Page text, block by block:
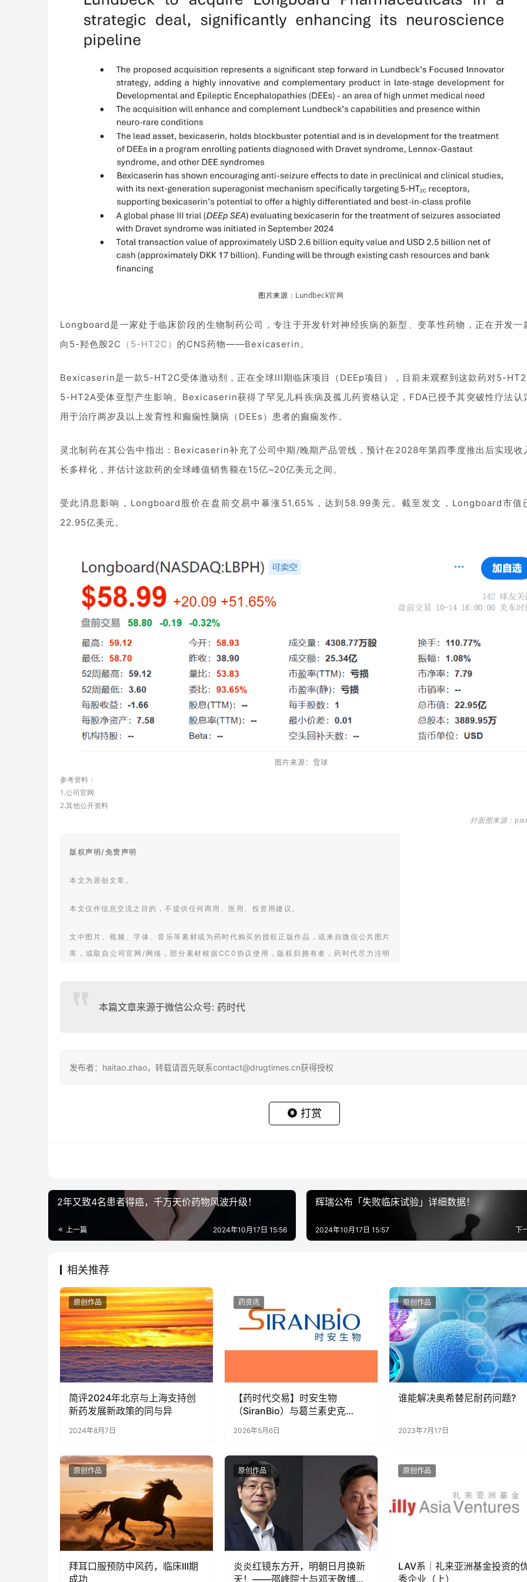
图片来源： Lundbeck官网
Longboard是一家处于临床阶段的生物制药公司，专注于开发针对神经疾病的新型、变革性药物，正在开发一
向5-羟色胺2C （5-HT2C） 的CNS药物——Bexicaserin。
Bexicaserin是一款5-HT2C受体激动剂，正在全球III期临床项目（DEEp项目），目前未观察到这款药对5-
5-HT2A受体亚型产生影响。Bexicaserin获得了罕见儿科疾病及孤儿药资格认定，FDA已授予其突破性疗法认
用于治疗两岁及以上发育性和癫痫性脑病（DEEs）患者的癫痫发作。
灵北制药在其公告中指出：Bexicaserin补充了公司中期/晚期产品管线，预计在2028年第四季度推出后实现收
长多样化，并估计这款药的全球峰值销售额在15亿~20亿美元之间。
受此消息影响，Longboard股价在盘前交易中暴涨51.65%，达到58.99美元。截至发文，Longboard市值
22.95亿美元。
图片来源：雪球
参考资料：
1.公司官网
2.其他公开资料
封面图来源：
版权声明/免责声明
本文为原创文章。
本文仅作信息交流之目的，不提供任何商用、医用、投资用建议。
文中图片、视频、字体、音乐等素材或为药时代购买的授权正版作品，或来自微信公共图片
库，或取自公司官网/网络，部分素材根据CC0协议使用，版权归拥有者，药时代尽力注明
联系方式:
本篇文章来源于微信公众号: 药时代
发布者：haitao.zhao，转载请首先联系contact@drugtimes.cn获得授权
打赏
2年又致4名患者得癌，千万天价药物风波升级！
上一篇 2024年10月17日 15:56
辉瑞公布「失败临床试验」详细数据！
下
2024年10月17日 15:57
相关推荐
原创作品
简评2024年北京与上海支持创
新药发展新政策的同与异
2024年8月7日
药资讯
【药时代交易】时安生物
（SiranBio）与葛兰素史克
成独家许可协议
2026年5月6日
原创作品
谁能解决奥希替尼耐药问题?
2023年7月17日
原创作品
拜耳口服预防中风药，临床III期
成功
原创作品
炎炎红镜东方开，明朝日月换新
天！——邵峰院士与邓天敬博士
原创作品
LAV系｜礼来亚洲基金投资的
秀企业（上）